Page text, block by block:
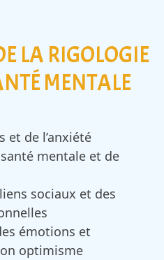
LA RIGOLOGIE
MENTALE
et de l’anxiété
mentale et de
sociaux et des
émotions et
optimisme